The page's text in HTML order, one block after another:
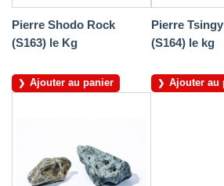
Pierre Shodo Rock
(S163) le Kg
Ajouter au panier
Pierre
(S164) le kg
Ajouter au